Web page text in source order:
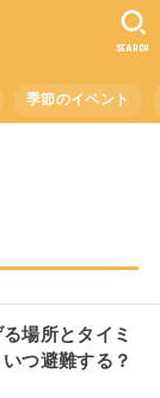
季節のイベント
SEARCH
場所とタイミ
つ避難する？